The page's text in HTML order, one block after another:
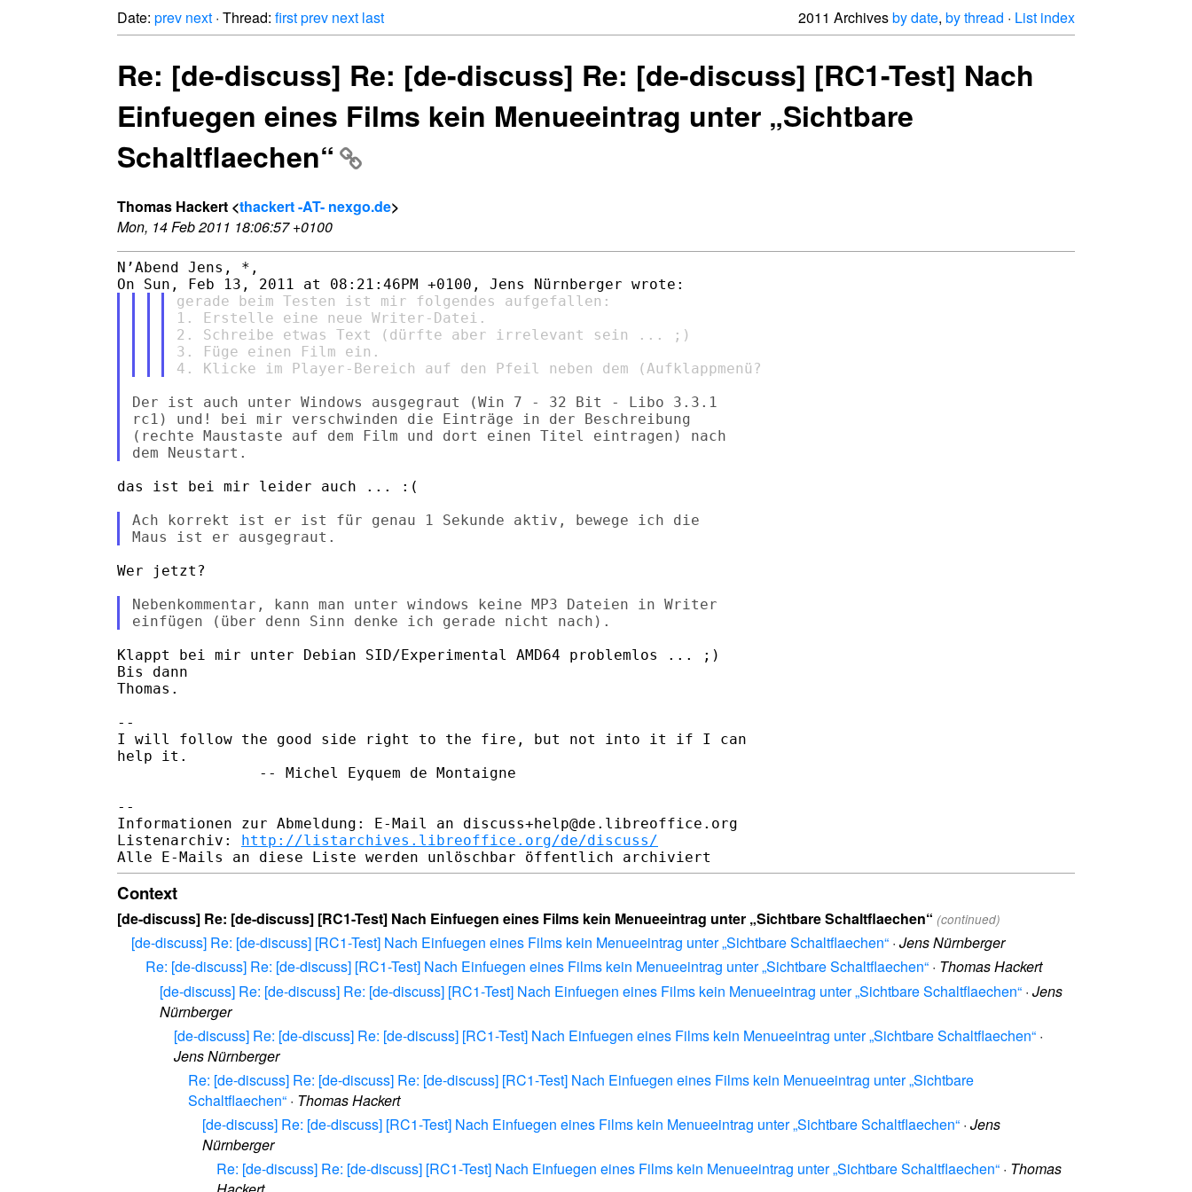
Date: prev next · Thread: firstprev next last 2011 Archivesby date, by thread · List index
Re: [de-discuss] Re: [de-discuss] Re: [de-discuss] [RC1-Test] Nach
Einfuegen eines Films kein Menueeintrag unter „Sichtbare
Schaltflaechen“
Thomas Hackert <thackert -AT- nexgo.de>
Mon, 14 Feb 2011 18:06:57 +0100
N’Abend Jens, *,
gerade beim Testen ist mir folgendes aufgefallen:
1. Erstelle eine neue Writer-Datei.
2. Schreibe etwas Text (dürfte aber irrelevant sein ... ;)
3. Füge einen Film ein.
Der ist auch unter Windows ausgegraut (Win 7 - 32 Bit - Libo 3.3.1
rc1) und! bei mir verschwinden die Einträge in der Beschreibung
(rechte Maustaste auf dem Film und dort einen Titel eintragen) nach
das ist bei mir leider auch ... :(
Ach korrekt ist er ist für genau 1 Sekunde aktiv, bewege ich die
Wer jetzt?
Nebenkommentar, kann man unter windows keine MP3 Dateien in Writer
Klappt bei mir unter Debian SID/Experimental AMD64 problemlos ... ;)
Bis dann
Thomas.
--
I will follow the good side right to the fire, but not into it if I can
help it.
                -- Michel Eyquem de Montaigne
--
Informationen zur Abmeldung: E-Mail an discuss+help@de.libreoffice.org
Listenarchiv: http://listarchives.libreoffice.org/de/discuss/
Context
[de-discuss] Re: [de-discuss] [RC1-Test] Nach Einfuegen eines Films kein Menueeintrag unter „Sichtbare Schaltflaechen“ (continued)
[de-discuss] Re: [de-discuss] [RC1-Test] Nach Einfuegen eines Films kein Menueeintrag unter „Sichtbare Schaltflaechen“ · Jens Nürnberger
Re: [de-discuss] Re: [de-discuss] [RC1-Test] Nach Einfuegen eines Films kein Menueeintrag unter „Sichtbare Schaltflaechen“ · Thomas Hackert
[de-discuss] Re: [de-discuss] Re: [de-discuss] [RC1-Test] Nach Einfuegen eines Films kein Menueeintrag unter „Sichtbare Schaltflaechen“ · Jens
Nürnberger
[de-discuss] Re: [de-discuss] Re: [de-discuss] [RC1-Test] Nach Einfuegen eines Films kein Menueeintrag unter „Sichtbare Schaltflaechen“ ·
Jens Nürnberger
Re: [de-discuss] Re: [de-discuss] Re: [de-discuss] [RC1-Test] Nach Einfuegen eines Films kein Menueeintrag unter „Sichtbare
Schaltflaechen“ · Thomas Hackert
[de-discuss] Re: [de-discuss] [RC1-Test] Nach Einfuegen eines Films kein Menueeintrag unter „Sichtbare Schaltflaechen“ · Jens
Nürnberger
Re: [de-discuss] Re: [de-discuss] [RC1-Test] Nach Einfuegen eines Films kein Menueeintrag unter „Sichtbare Schaltflaechen“ · Thomas